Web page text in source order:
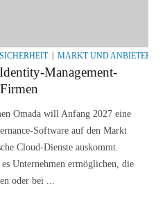
MARKT UND ANBIETER
Management-
Omada will Anfang 2027 eine
Software auf den Markt
Cloud-Dienste auskommt.
Unternehmen ermöglichen, die
oder bei ...